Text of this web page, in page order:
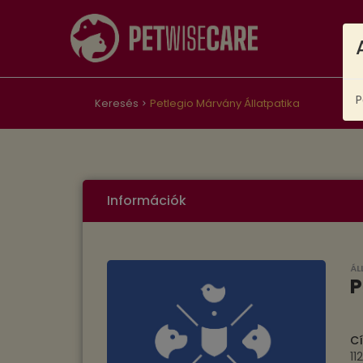
Keresés Petlegio Márvány Állatpatika
Információk